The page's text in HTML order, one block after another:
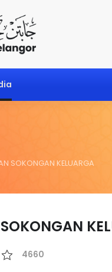
SOKONGAN KELUARGA
4660